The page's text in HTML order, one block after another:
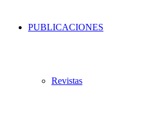
PUBLICACIONES
Revistas